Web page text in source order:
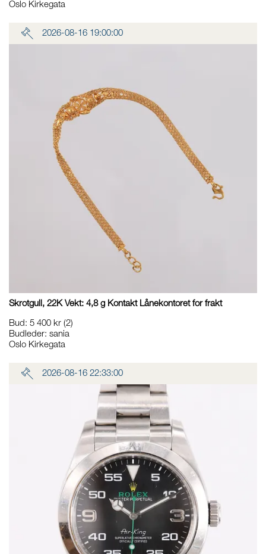
Oslo Kirkegata
2026-08-16 19:00:00
Skrotgull, 22K Vekt: 4,8 g Kontakt Lånekontoret for frakt
Bud: 5 400 kr (2)
Budleder: sania
Oslo Kirkegata
2026-08-16 22:33:00